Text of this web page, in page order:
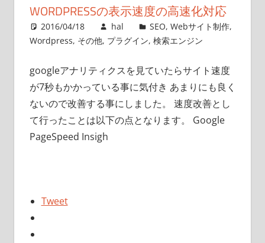
WORDPRESSの表示速度の高速化対応
2016/04/18 hal SEO,Webサイト制作,
Wordpress, その他, プラグイン, 検索エンジン
googleアナリティクスを見ていたらサイト速度
が7秒もかかっている事に気付き あまりにも良く
ないので改善する事にしました。 速度改善とし
て行ったことは以下の点となります。 Google
PageSpeed Insigh
Tweet